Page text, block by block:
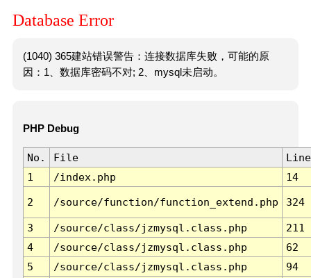
Database Error
(1040) 365建站错误警告：连接数据库失败，可能的原
因：1、数据库密码不对; 2、mysql未启动。
PHP Debug
No. File
Line
1
/index.php 14
2 /source/function/function_extend.php 324
3 /source/class/jzmysql.class.php
211
4
/source/class/jzmysql.class.php
62
5
/source/class/jzmysql.class.php
94